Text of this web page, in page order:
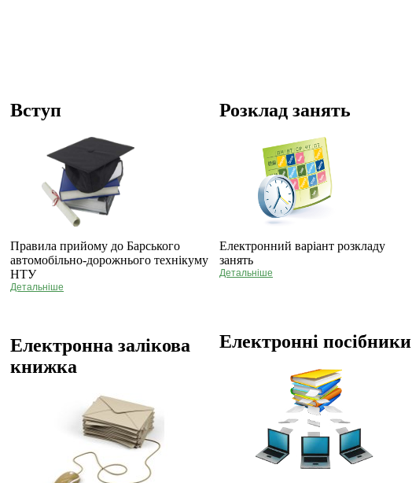
Вступ
Правила прийому до Барського
автомобільно-дорожнього технікуму
НТУ
Детальніше
Електронна залікова
книжка
Розклад занять
Електронний варіант розкладу
занять
Детальніше
Електронні посібники